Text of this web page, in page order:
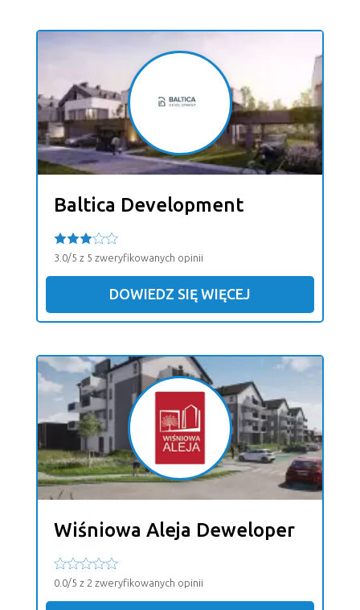
Baltica Development
3.0/5 z 5 zweryfikowanych opinii
DOWIEDZ SIĘ WIĘCEJ
Wiśniowa Aleja Deweloper
0.0/5 z 2 zweryfikowanych opinii